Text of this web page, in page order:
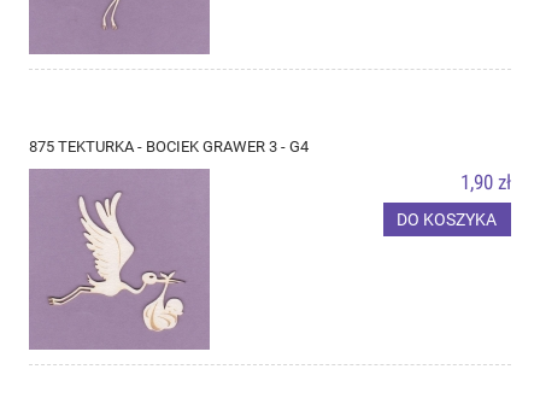
875 TEKTURKA - BOCIEK GRAWER 3 - G4
1,90 zł
DO KOSZYKA